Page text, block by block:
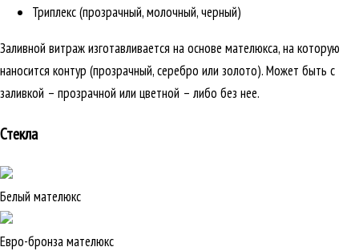
Триплекс (прозрачный, молочный, черный)
Заливной витраж изготавливается на основе мателюкса, на которую
наносится контур (прозрачный, серебро или золото). Может быть с
заливкой – прозрачной или цветной – либо без нее.
Стекла
Белый мателюкс
Евро-бронза мателюкс